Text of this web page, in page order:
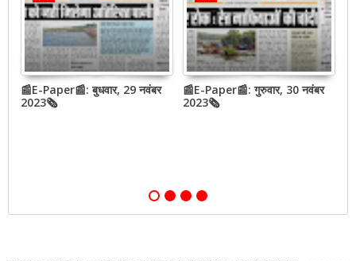
📰E-Paper📰: बुधवार, 29 नवंबर
2023🗞
📰E-Paper📰: गुरुवार, 30 नवंबर
2023🗞